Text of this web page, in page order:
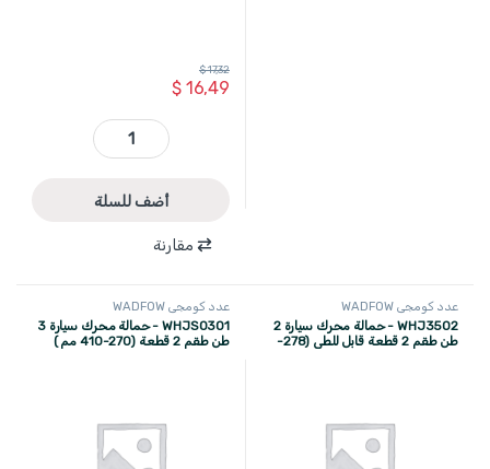
$16,49
$17,32
WHJS0201 - حمالة محرك سيارة 2 طن طقم 2 قطعة (380-250 مم ) WADFOW quantity
أضف للسلة
مقارنة
عدد كومجي WADFOW
WHJ3502 - حمالة محرك سيارة 2
طن طقم 2 قطعة قابل للطي (278-
عدد كومجي WADFOW
WHJS0301 - حمالة محرك سيارة 3
طن طقم 2 قطعة (270-410 مم )